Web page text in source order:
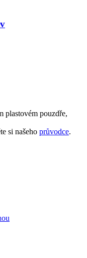
plastovém pouzdře,
si našeho průvodce.